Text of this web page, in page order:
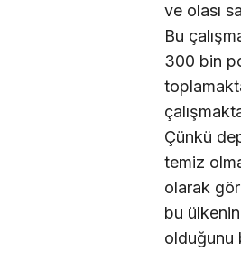
ve olası
Bu
300 bin
Çünkü
temiz
olarak
bu
olduğunu